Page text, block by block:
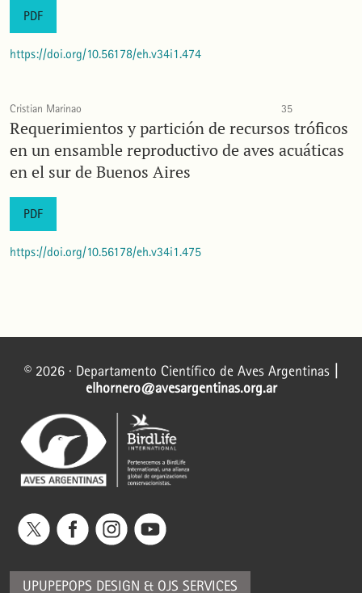
PDF
https://doi.org/10.56178/eh.v34i1.474
Cristian Marinao 35
Requerimientos y partición de recursos tróficos
en un ensamble reproductivo de aves acuáticas
en el sur de Buenos Aires
PDF
https://doi.org/10.56178/eh.v34i1.475
© 2026 · Departamento Científico de Aves Argentinas
elhornero@avesargentinas.org.ar
UPUPEPOPS DESIGN & OJS SERVICES